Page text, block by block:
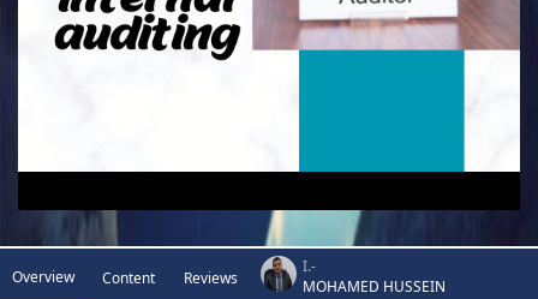
Overview Content Reviews
I.-
MOHAMED HUSSEIN